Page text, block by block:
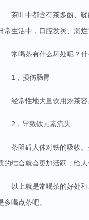
茶叶中都含有茶多酚、
常生活中，口腔发炎、溃
常喝茶有什么坏处呢？
1，损伤肠胃
经常性地大量饮用浓茶
2，导致铁元素流失
茶阻碍人体对铁的吸收
的结合就会更加活跃，给
以上就是常喝茶的好处
多喝点茶吧。